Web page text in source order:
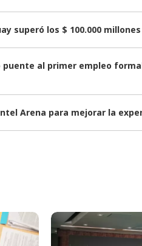
superó los $ 100.000
al primer empleo
Arena para mejorar la